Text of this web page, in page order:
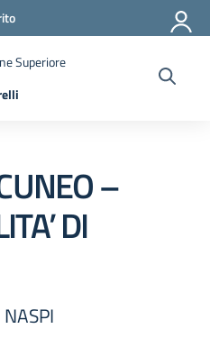
Superiore
–
DI